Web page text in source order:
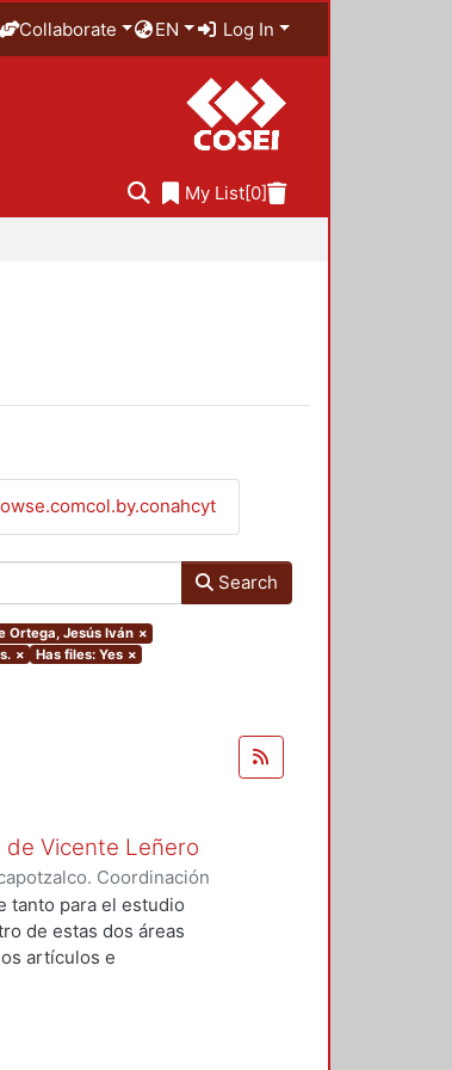
Collaborate EN Log In
My List[0]
Search
Ortega, Jesús Iván ×
× Has files: Yes ×
Vicente Leñero
Coordinación
Iván
tanto para el estudio
de estas dos áreas
artículos e